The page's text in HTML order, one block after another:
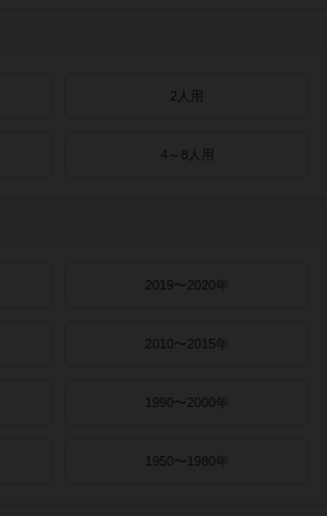
2人用
4～8人用
2019〜2020年
2010〜2015年
1990〜2000年
1950〜1980年